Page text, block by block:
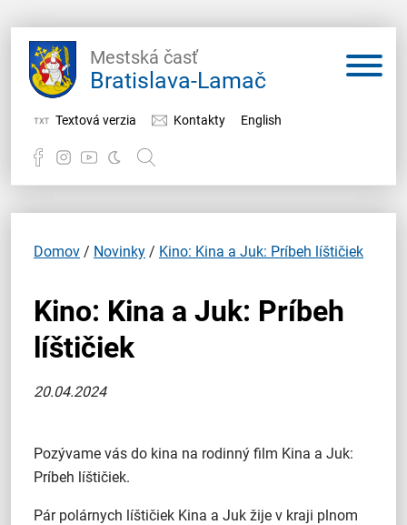
Mestská časť
Bratislava-Lamač
Textová verzia Kontakty English
Samospráva
Domov / Novinky / Kino: Kina a Juk: Príbeh líštičiek
Kino: Kina a Juk: Príbeh
líštičiek
20.04.2024
Pozývame vás do kina na rodinný film Kina a Juk:
Príbeh líštičiek.
Pár polárnych líštičiek Kina a Juk žije v kraji plnom